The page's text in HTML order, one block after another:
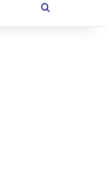
Search for